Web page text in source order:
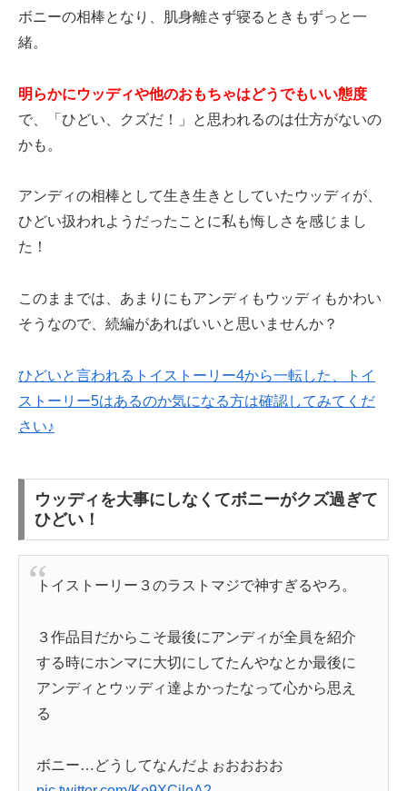
ボニーの相棒となり、肌身離さず寝るときもずっと一
緒。
明らかにウッディや他のおもちゃはどうでもいい態度
で、「ひどい、クズだ！」と思われるのは仕方がないの
かも。
アンディの相棒として生き生きとしていたウッディが、
ひどい扱われようだったことに私も悔しさを感じまし
た！
このままでは、あまりにもアンディもウッディもかわい
そうなので、続編があればいいと思いませんか？
ひどいと言われるトイストーリー4から一転した、トイ
ストーリー5はあるのか気になる方は確認してみてくだ
さい♪
ウッディを大事にしなくてボニーがクズ過ぎて
ひどい！
トイストーリー３のラストマジで神すぎるやろ。
３作品目だからこそ最後にアンディが全員を紹介
する時にホンマに大切にしてたんやなとか最後に
アンディとウッディ達よかったなって心から思え
る
ボニー…どうしてなんだよぉおおおお